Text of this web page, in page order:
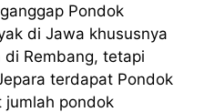
Pondok
di Jawa khususnya
Rembang, tetapi
terdapat Pondok
jumlah pondok